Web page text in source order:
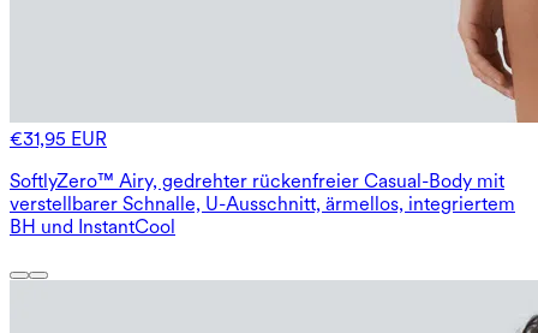
€31,95 EUR
SoftlyZero™ Airy, gedrehter rückenfreier Casual-Body mit
verstellbarer Schnalle, U-Ausschnitt, ärmellos, integriertem
BH und InstantCool